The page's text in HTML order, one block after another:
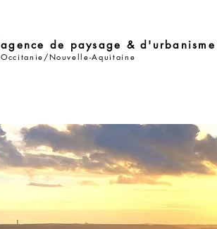
agence de paysage & d'urbanisme
Occitanie/Nouvelle-Aquitaine